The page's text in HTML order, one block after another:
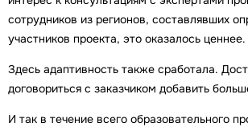
сотрудников из регионов, составлявших
участников проекта, это оказалось ценнее.
Здесь адаптивность также сработала.
договориться с заказчиком добавить
И так в течение всего образовательного